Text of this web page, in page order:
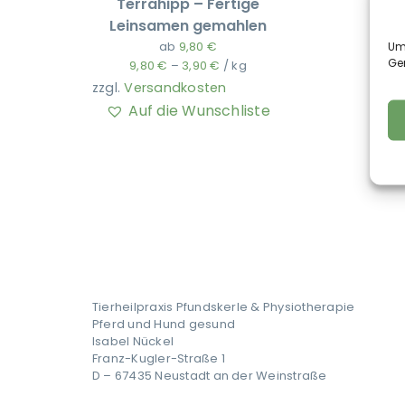
Leinsamen gemahlen
ab 9,80 €
9,80€ – 3,90€ /kg
zzgl.Versandkosten
Auf die Wunschliste
Tierheilpraxis Pfundskerle & Physiotherapie
Pferd und Hund gesund
Isabel Nückel
Franz-Kugler-Straße 1
D – 67435 Neustadt an der Weinstraße